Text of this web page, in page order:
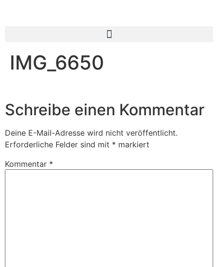
IMG_6650
Schreibe einen Kommentar
Deine E-Mail-Adresse wird nicht veröffentlicht.
Erforderliche Felder sind mit * markiert
Kommentar *